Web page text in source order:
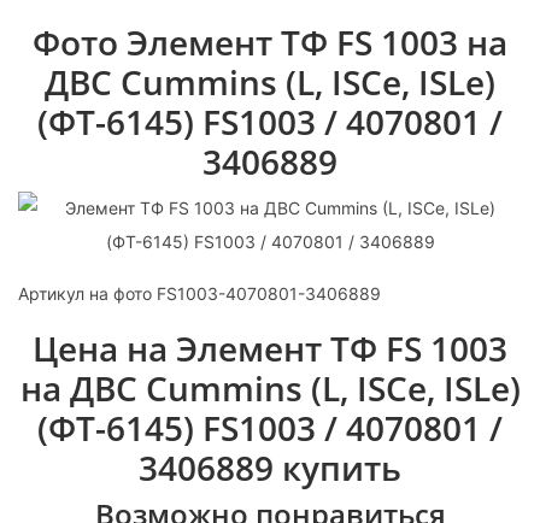
Фото Элемент ТФ FS 1003 на
ДВС Cummins (L, ISCe, ISLe)
(ФТ-6145) FS1003 / 4070801 /
3406889
Артикул на фото FS1003-4070801-3406889
Цена на Элемент ТФ FS 1003
на ДВС Cummins (L, ISCe, ISLe)
(ФТ-6145) FS1003 / 4070801 /
3406889 купить
Возможно понравиться